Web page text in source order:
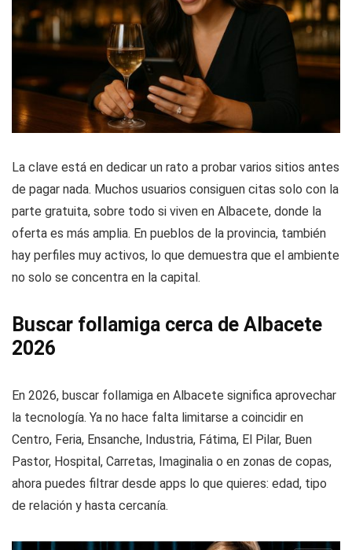
La clave está en dedicar un rato a probar varios sitios antes
de pagar nada. Muchos usuarios consiguen citas solo con la
parte gratuita, sobre todo si viven en Albacete, donde la
oferta es más amplia. En pueblos de la provincia, también
hay perfiles muy activos, lo que demuestra que el ambiente
no solo se concentra en la capital.
Buscar follamiga cerca de Albacete
2026
En 2026, buscar follamiga en Albacete significa aprovechar
la tecnología. Ya no hace falta limitarse a coincidir en
Centro, Feria, Ensanche, Industria, Fátima, El Pilar, Buen
Pastor, Hospital, Carretas, Imaginalia o en zonas de copas,
ahora puedes filtrar desde apps lo que quieres: edad, tipo
de relación y hasta cercanía.